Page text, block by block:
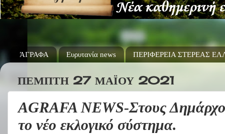
ΆΓΡΑΦΑ Ευρυτανία news ΠΕΡΙΦΕΡΕΙΑ ΣΤΕΡΕΑΣ
ΠΈΜΠΤΗ 27 ΜΑΪ́ΟΥ 2021
AGRAFA NEWS-Στους
το νέο εκλογικό σύστημα.